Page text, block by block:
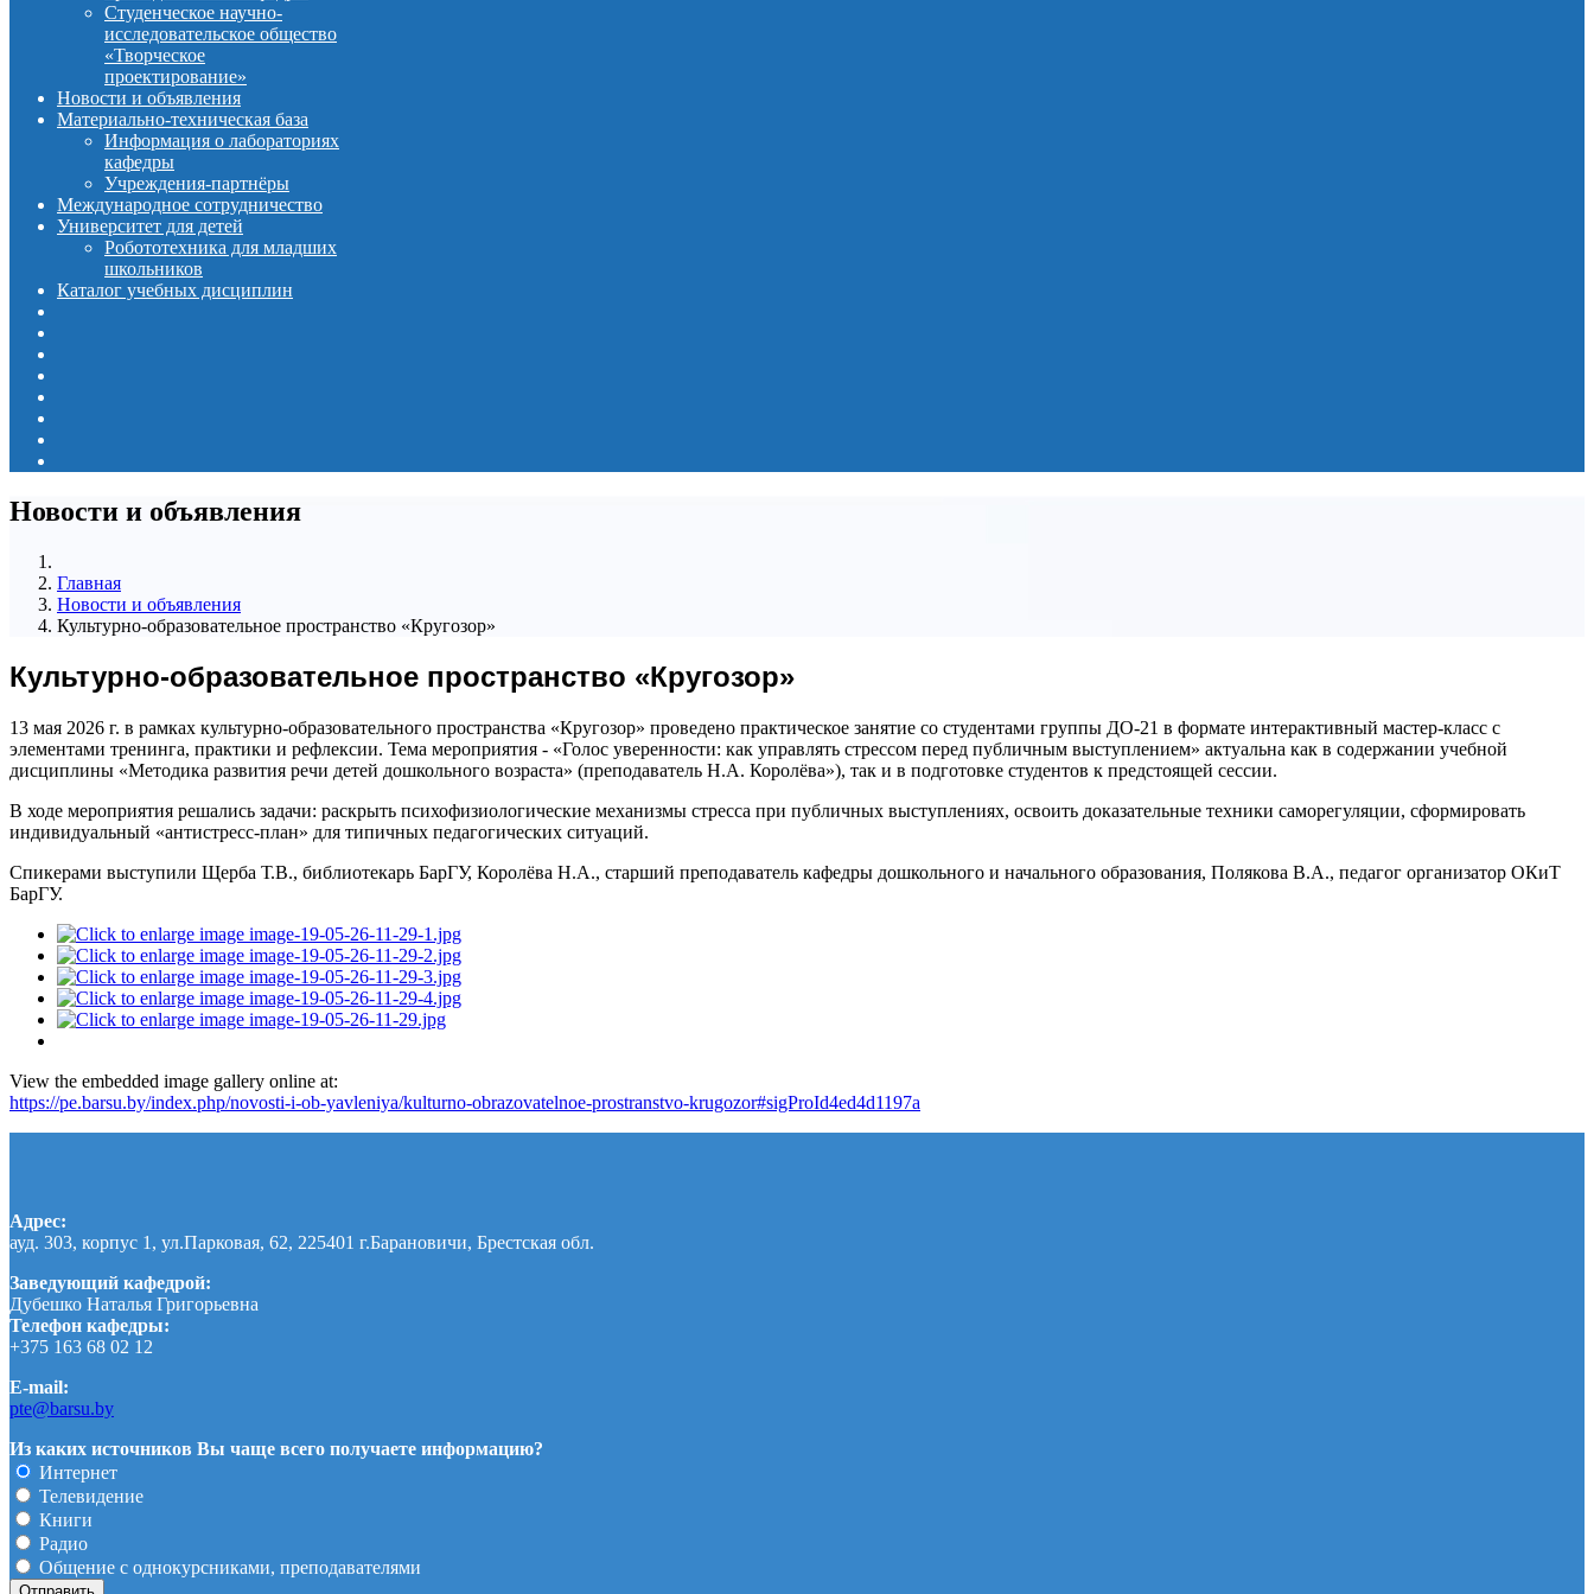
Студенческое научно-
исследовательское общество
«Творческое
проектирование»
Новости и объявления
Материально-техническая база
Информация о лабораториях
кафедры
Учреждения-партнёры
Международное сотрудничество
Университет для детей
Робототехника для младших
школьников
Каталог учебных дисциплин
Новости и объявления
Главная
Новости и объявления
Культурно-образовательное пространство «Кругозор»
Культурно-образовательное пространство «Кругозор»
13 мая 2026 г. в рамках культурно-образовательного пространства «Кругозор» проведено практическое занятие со студентами группы ДО-21 в формате интерактивный мастер-класс с
элементами тренинга, практики и рефлексии. Тема мероприятия - «Голос уверенности: как управлять стрессом перед публичным выступлением» актуальна как в содержании учебной
дисциплины «Методика развития речи детей дошкольного возраста» (преподаватель Н.А. Королёва»), так и в подготовке студентов к предстоящей сессии.
В ходе мероприятия решались задачи: раскрыть психофизиологические механизмы стресса при публичных выступлениях, освоить доказательные техники саморегуляции, сформировать
индивидуальный «антистресс-план» для типичных педагогических ситуаций.
Спикерами выступили Щерба Т.В., библиотекарь БарГУ, Королёва Н.А., старший преподаватель кафедры дошкольного и начального образования, Полякова В.А., педагог организатор ОКиТ
БарГУ.
View the embedded image gallery online at:
https://pe.barsu.by/index.php/novosti-i-ob-yavleniya/kulturno-obrazovatelnoe-prostranstvo-krugozor#sigProId4ed4d1197a
Адрес:
ауд. 303, корпус 1, ул.Парковая, 62, 225401 г.Барановичи, Брестская обл.
Заведующий кафедрой:
Дубешко Наталья Григорьевна
Телефон кафедры:
+375 163 68 02 12
E-mail:
pte@barsu.by
Из каких источников Вы чаще всего получаете информацию?
Интернет
Телевидение
Книги
Радио
Общение с однокурсниками, преподавателями